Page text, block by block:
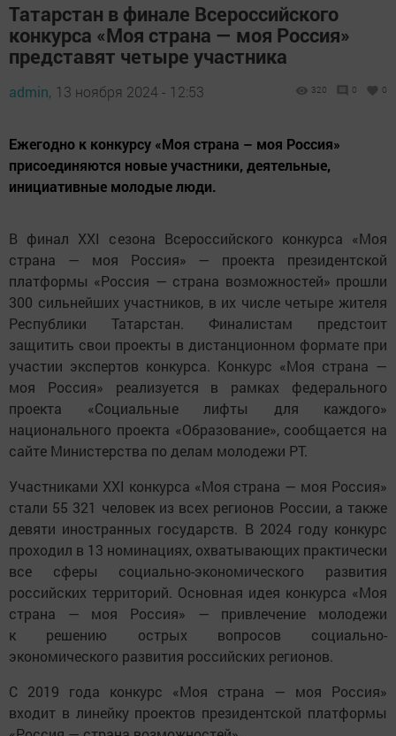
Татарстан в финале Всероссийского
конкурса «Моя страна — моя Россия»
представят четыре участника
admin, 13 ноября 2024 - 12:53 320 0 0
Ежегодно к конкурсу «Моя страна – моя Россия»
присоединяются новые участники, деятельные,
инициативные молодые люди.
В финал ХХI сезона Всероссийского конкурса «Моя
страна — моя Россия» — проекта президентской
платформы «Россия — страна возможностей» прошли
300 сильнейших участников, в их числе четыре жителя
Республики Татарстан. Финалистам предстоит
защитить свои проекты в дистанционном формате при
участии экспертов конкурса. Конкурс «Моя страна —
моя Россия» реализуется в рамках федерального
проекта «Социальные лифты для каждого»
национального проекта «Образование», сообщается на
сайте Министерства по делам молодежи РТ.
Участниками ХХI конкурса «Моя страна — моя Россия»
стали 55 321 человек из всех регионов России, а также
девяти иностранных государств. В 2024 году конкурс
проходил в 13 номинациях, охватывающих практически
все сферы социально-экономического развития
российских территорий. Основная идея конкурса «Моя
страна — моя Россия» — привлечение молодежи
к решению острых вопросов социально-
экономического развития российских регионов.
С 2019 года конкурс «Моя страна — моя Россия»
входит в линейку проектов президентской платформы